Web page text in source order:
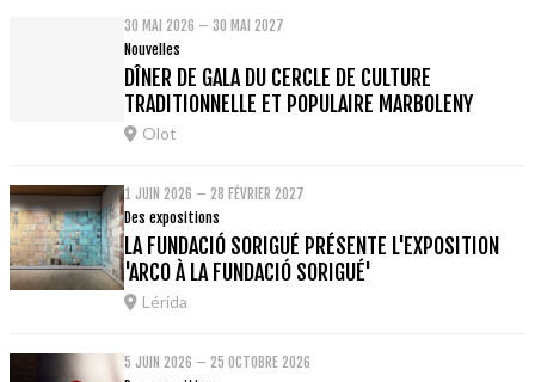
30 MAI 2026 – 30 MAI 2027
Nouvelles
DÎNER DE GALA DU CERCLE DE CULTURE
TRADITIONNELLE ET POPULAIRE MARBOLENY
Olot
1 JUIN 2026 – 28 FÉVRIER 2027
Des expositions
LA FUNDACIÓ SORIGUÉ PRÉSENTE L'EXPOSITION
'ARCO À LA FUNDACIÓ SORIGUÉ'
Lérida
5 JUIN 2026 – 25 OCTOBRE 2026